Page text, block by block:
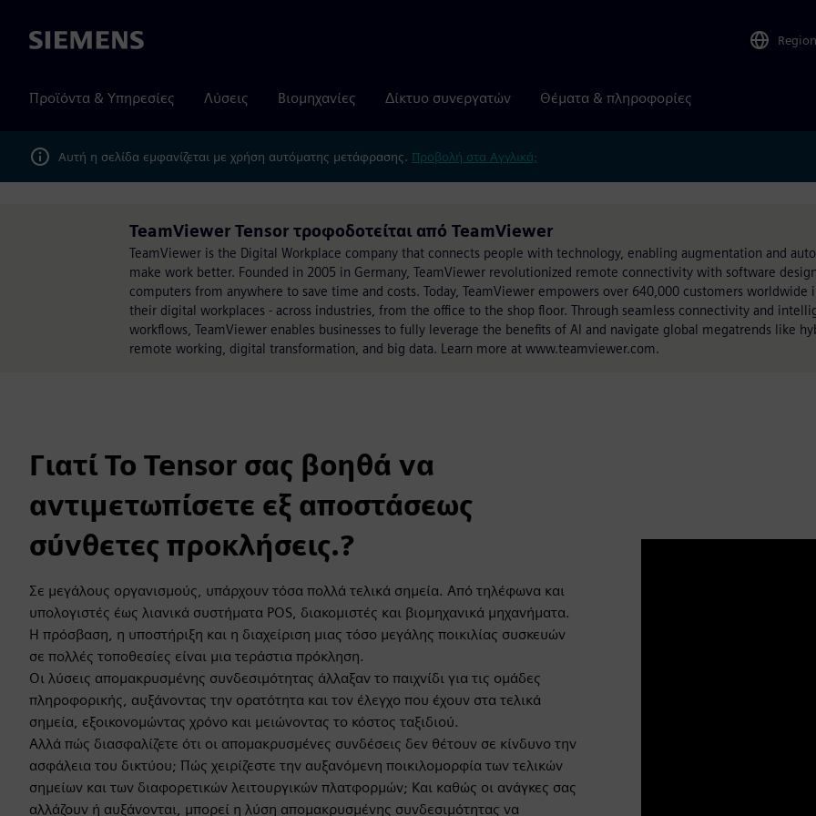
Siemens Region
Προϊόντα & Υπηρεσίες Λύσεις Βιομηχανίες Δίκτυο συνεργατών Θέματα & πληροφορίες
Αυτή η σελίδα εμφανίζεται με χρήση αυτόματης μετάφρασης. Προβολή στα Αγγλικά;
TeamViewer Tensor τροφοδοτείται από TeamViewer
TeamViewer is the Digital Workplace company that connects people with technology, enabling augmentation and
make work better. Founded in 2005 in Germany, TeamViewer revolutionized remote connectivity with software
computers from anywhere to save time and costs. Today, TeamViewer empowers over 640,000 customers worldwide
their digital workplaces - across industries, from the office to the shop floor. Through seamless connectivity and
workflows, TeamViewer enables businesses to fully leverage the benefits of AI and navigate global megatrends like
remote working, digital transformation, and big data. Learn more at www.teamviewer.com.
Γιατί Το Tensor σας βοηθά να
αντιμετωπίσετε εξ αποστάσεως
σύνθετες προκλήσεις.?
Σε μεγάλους οργανισμούς, υπάρχουν τόσα πολλά τελικά σημεία. Από τηλέφωνα και
υπολογιστές έως λιανικά συστήματα POS, διακομιστές και βιομηχανικά μηχανήματα.
Η πρόσβαση, η υποστήριξη και η διαχείριση μιας τόσο μεγάλης ποικιλίας συσκευών
σε πολλές τοποθεσίες είναι μια τεράστια πρόκληση.
Οι λύσεις απομακρυσμένης συνδεσιμότητας άλλαξαν το παιχνίδι για τις ομάδες
πληροφορικής, αυξάνοντας την ορατότητα και τον έλεγχο που έχουν στα τελικά
σημεία, εξοικονομώντας χρόνο και μειώνοντας το κόστος ταξιδιού.
Αλλά πώς διασφαλίζετε ότι οι απομακρυσμένες συνδέσεις δεν θέτουν σε κίνδυνο την
ασφάλεια του δικτύου; Πώς χειρίζεστε την αυξανόμενη ποικιλομορφία των τελικών
σημείων και των διαφορετικών λειτουργικών πλατφορμών; Και καθώς οι ανάγκες σας
αλλάζουν ή αυξάνονται, μπορεί η λύση απομακρυσμένης συνδεσιμότητας να